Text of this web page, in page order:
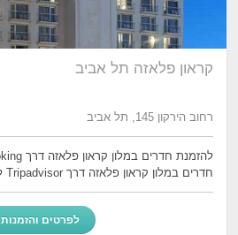
קראון פלאזה תל אביב
רחוב הירקון 145, תל אביב
חדרים במלון קראון פלאזה דרך Tripadvisor ל
לפרטים והזמנות